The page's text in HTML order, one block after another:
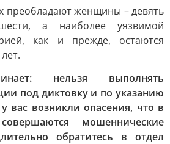
преобладают женщины – девять
а наиболее уязвимой
как и прежде, остаются
нельзя выполнять
под диктовку и по указанию
вас возникли опасения, что в
мошеннические
обратитесь в отдел